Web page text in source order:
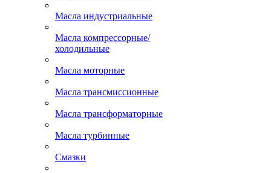
Масла индустриальные
Масла компрессорные/
холодильные
Масла моторные
Масла трансмиссионные
Масла трансформаторные
Масла турбинные
Смазки